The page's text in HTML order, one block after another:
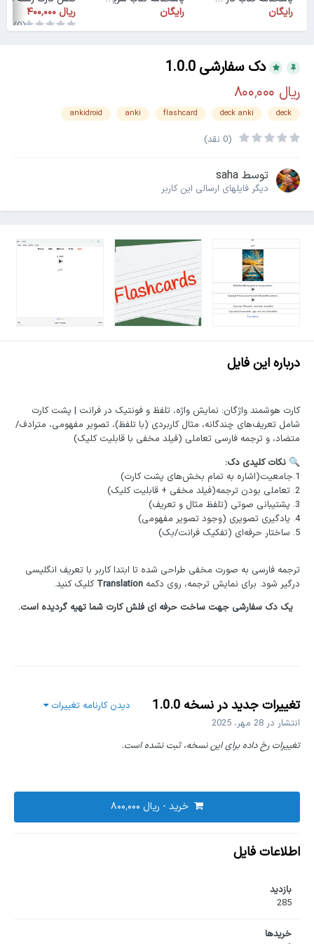
رایگان رایگان
(0)
دک سفارشی 1.0.0
deck
deck anki
flashcard
anki
ankidroid
(0 نقد)
توسط saha
دیگر فایل‎های ارسالی این کاربر
درباره این فایل
کارت هوشمند واژگان: نمایش واژه، تلفظ و فونتیک در فرانت | پشت کارت
شامل تعریف‌های چندگانه، مثال کاربردی (با تلفظ)، تصویر مفهومی، مترادف/
متضاد، و ترجمه فارسی تعاملی (فیلد مخفی با قابلیت کلیک)
🔍 نکات کلیدی دک:
1.جامعیت(اشاره به تمام بخش‌های پشت کارت)
2. تعاملی بودن ترجمه(فیلد مخفی + قابلیت کلیک)
3. پشتیبانی صوتی (تلفظ مثال و تعریف)
4. یادگیری تصویری (وجود تصویر مفهومی)
5. ساختار حرفه‌ای (تفکیک فرانت/بک)
ترجمه فارسی به صورت مخفی طراحی شده تا ابتدا کاربر با تعریف انگلیسی
درگیر شود. برای نمایش ترجمه، روی دکمه Translation کلیک کنید.
یک دک سفارشی جهت ساخت حرفه ای فلش کارت شما تهیه گردیده است.
تغییرات جدید در نسخه 1.0.0
دیدن کارنامه تغییرات
انتشار در 28 مهر، 2025
تغییرات رخ داده برای این نسخه، ثبت نشده است.
خرید - ‎ریال ۸۰۰٬۰۰۰
اطلاعات فایل
بازدید
285
خریدها